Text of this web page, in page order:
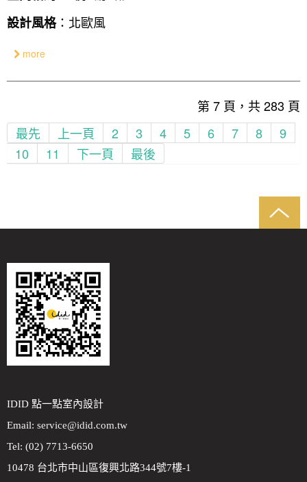
設計風格：北歐風
more
第 7 頁，共 283 頁
最先
上一頁 2 3 4 5 6 7 8
9
10
11 下一頁 最後
IDID 點一點室內設計
Email: service@idid.com.tw
Tel: (02) 7713-6650
10478 台北市中山區復興北路344號7樓-1